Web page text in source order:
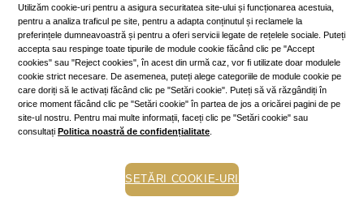
6 April 2023
~9 min.
Pielea uscată, aspră și uneori solzoasă de pe picioare are
multiple cauze, de la anumite afecțiuni nedetectate
până la folosirea unor cosmetice nepotrivite. Exfolierea
este una dintre soluții!
Mai mult »
stare de bine
piele uscata
cadouri
Utilizăm cookie-uri pentru a asigura securitatea site-ului și funcționarea acestuia,
pentru a analiza traficul pe site, pentru a adapta conținutul și reclamele la
preferințele dumneavoastră și pentru a oferi servicii legate de rețelele sociale. Puteți
accepta sau respinge toate tipurile de module cookie făcând clic pe "Accept
cookies" sau "Reject cookies", în acest din urmă caz, vor fi utilizate doar modulele
cookie strict necesare. De asemenea, puteți alege categoriile de module cookie pe
care doriți să le activați făcând clic pe "Setări cookie". Puteți să vă răzgândiți în
orice moment făcând clic pe "Setări cookie" în partea de jos a oricărei pagini de pe
site-ul nostru. Pentru mai multe informații, faceți clic pe "Setări cookie" sau
consultați Politica noastră de confidențialitate
SETĂRI COOKIE-URI